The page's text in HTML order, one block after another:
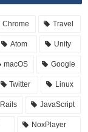
Chrome Travel
Atom Unity
macOS Google
Twitter Linux
Rails JavaScript
NoxPlayer